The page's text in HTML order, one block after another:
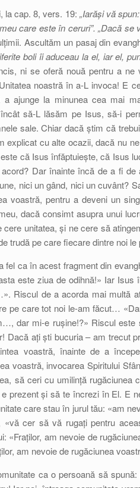
la cap. 8, vers. 19: „Iarăși vă
care este în ceruri”. „Dacă
Ascultăm un pasaj din
boli îi aduceau la el, iar el,
ni se oferă nouă pentru a
noastră în a-L invoca! E
a ajunge la minunea cea mai
să-L lăsăm pe Isus, să-i
sale. Chiar dacă știm că
explicat cu alte ocazii, dacă nu
că Isus înfăptuiește, că Isus
Dar înainte încă de a fi
nici un gând, nici un cuvânt?
voastră, pentru a deveni un
dacă consimt asupra unui
unitatea, și ne cere să
trudă pe care fiecare dintre noi le
fel ca în acest fragment din
este ziua de odihnă!» Iar
Riscul de a acorda mai multă
pe care tot noi le-am făcut…
dar mi-e rușine!?» Riscul este
Dacă ați ști bucuria – am trecut
voastră, înainte de a
voastră, invocarea Spiritului
să ceri cu umilință rugăciunea
prezent și să te încrezi în El. E
care stau în jurul tău: «am
«vă cer să vă rugați pentru
am nevoie de
am nevoie de rugăciunea
ca o persoană să